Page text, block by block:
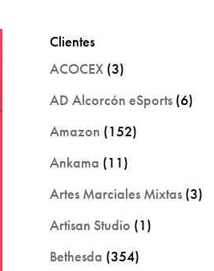
Clientes
ACOCEX (3)
AD Alcorcón eSports (6)
Amazon (152)
Ankama (11)
Artes Marciales Mixtas (3)
Artisan Studio (1)
Bethesda (354)